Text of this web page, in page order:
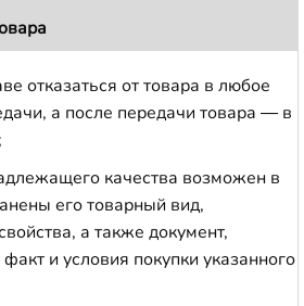
отказаться от товара в любое
а после передачи товара — в
качества возможен в
его товарный вид,
а также документ,
и условия покупки указанного